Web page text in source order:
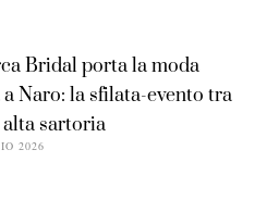
Bridal porta la moda
a Naro: la sfilata-evento tra
alta sartoria
2026